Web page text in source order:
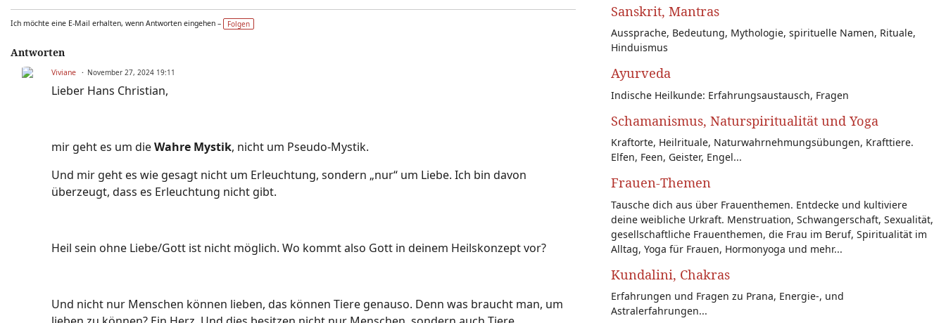
Ich möchte eine E-Mail erhalten, wenn Antworten eingehen – Folgen
Antworten
Viviane November 27, 2024 19:11
Lieber Hans Christian,
mir geht es um dieWahre Mystik, nicht um Pseudo-Mystik.
Und mir geht es wie gesagt nicht um Erleuchtung, sondern „nur“ um Liebe. Ich bin davon
überzeugt, dass es Erleuchtung nicht gibt.
Heil sein ohne Liebe/Gott ist nicht möglich. Wo kommt also Gott in deinem Heilskonzept vor?
Und nicht nur Menschen können lieben, das können Tiere genauso. Denn was braucht man, um
Sanskrit, Mantras
Aussprache, Bedeutung, Mythologie, spirituelle Namen, Rituale,
Hinduismus
Ayurveda
Indische Heilkunde: Erfahrungsaustausch, Fragen
Schamanismus, Naturspiritualität und Yoga
Kraftorte, Heilrituale, Naturwahrnehmungsübungen, Krafttiere.
Elfen, Feen, Geister, Engel...
Frauen-Themen
Tausche dich aus über Frauenthemen. Entdecke und kultiviere
deine weibliche Urkraft. Menstruation, Schwangerschaft, Sexualität,
gesellschaftliche Frauenthemen, die Frau im Beruf, Spiritualität im
Alltag, Yoga für Frauen, Hormonyoga und mehr...
Kundalini, Chakras
Erfahrungen und Fragen zu Prana, Energie-, und
Astralerfahrungen...